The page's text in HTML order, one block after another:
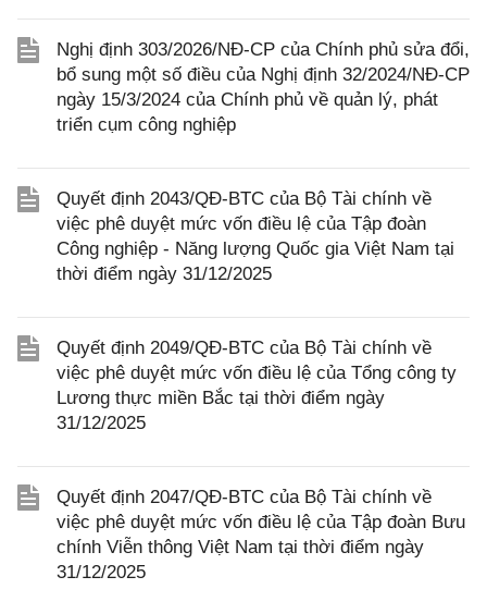
Nghị định 303/2026/NĐ-CP của Chính phủ sửa đổi,
bổ sung một số điều của Nghị định 32/2024/NĐ-CP
ngày 15/3/2024 của Chính phủ về quản lý, phát
triển cụm công nghiệp
Quyết định 2043/QĐ-BTC của Bộ Tài chính về
việc phê duyệt mức vốn điều lệ của Tập đoàn
Công nghiệp - Năng lượng Quốc gia Việt Nam tại
thời điểm ngày 31/12/2025
Quyết định 2049/QĐ-BTC của Bộ Tài chính về
việc phê duyệt mức vốn điều lệ của Tổng công ty
Lương thực miền Bắc tại thời điểm ngày
31/12/2025
Quyết định 2047/QĐ-BTC của Bộ Tài chính về
việc phê duyệt mức vốn điều lệ của Tập đoàn Bưu
chính Viễn thông Việt Nam tại thời điểm ngày
31/12/2025